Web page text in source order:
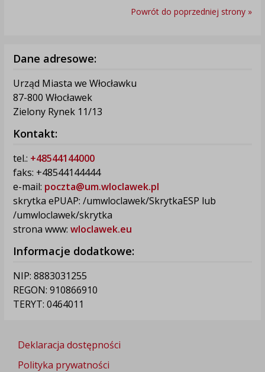
Powrót do poprzedniej strony »
Dane adresowe:
Urząd Miasta we Włocławku
87-800 Włocławek
Zielony Rynek 11/13
Kontakt:
tel.: +48544144000
faks: +48544144444
e-mail: poczta@um.wloclawek.pl
skrytka ePUAP: /umwloclawek/SkrytkaESP lub
/umwloclawek/skrytka
strona www: wloclawek.eu
Informacje dodatkowe:
NIP: 8883031255
REGON: 910866910
TERYT: 0464011
Deklaracja dostępności
Polityka prywatności